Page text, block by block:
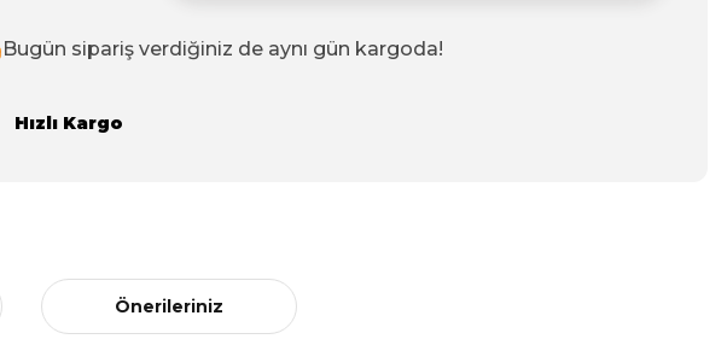
Bugün sipariş verdiğiniz de aynı gün kargoda!
Hızlı Kargo
Önerileriniz